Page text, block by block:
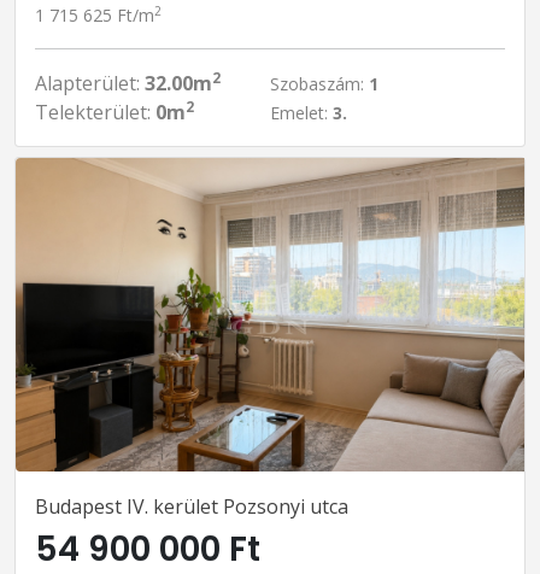
1 715 625 Ft/m2
Alapterület: 32.00m2
Telekterület: 0m2
Szobaszám: 1
Emelet: 3.
Budapest IV. kerület Pozsonyi utca
54 900 000 Ft